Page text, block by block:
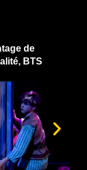
de
BTS